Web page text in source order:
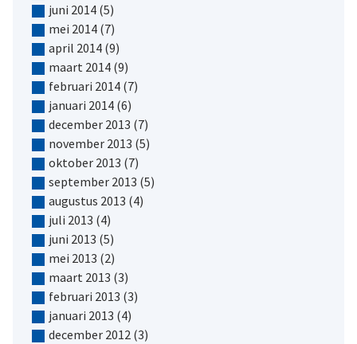
juni 2014(5)
mei 2014(7)
april 2014(9)
maart 2014(9)
februari 2014(7)
januari 2014(6)
december 2013 (7)
november 2013 (5)
oktober 2013 (7)
september 2013 (5)
augustus 2013 (4)
juli 2013 (4)
juni 2013 (5)
mei 2013 (2)
maart 2013 (3)
februari 2013 (3)
januari 2013 (4)
december 2012 (3)